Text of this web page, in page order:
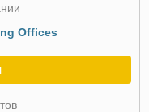
Offices